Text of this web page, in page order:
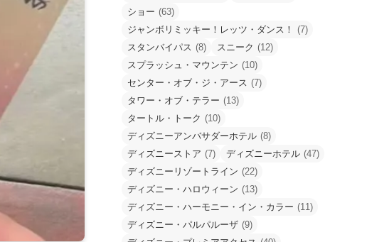
ショー (63)
ジャンボリミッキー！レッツ・ダンス！
(7)
スタンバイパス (8) スニーク (12)
スプラッシュ・マウンテン (10)
センター・オブ・ジ・アース (7)
タワー・オブ・テラー (13)
タートル・トーク (10)
ディズニーアンバサダーホテル (8)
ディズニーストア (7) ディズニーホテル (47)
ディズニーリゾートライン (22)
ディズニー・ハロウィーン (13)
ディズニー・ハーモニー・イン・カラー (11)
ディズニー・パルパルーザ (9)